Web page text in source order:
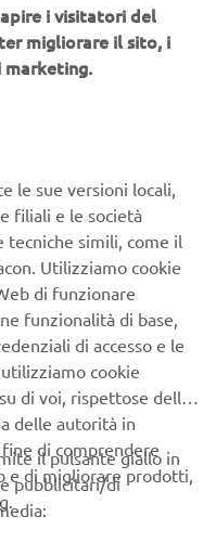
avrà una nuova
presa d'aria di tipo ed
distinguerà questa
frontale a forma di Y,
Hyper Naked.
EU5 offre una
scarico ancor più
i visitatori del
migliorare il sito, i
le sue versioni locali,
filiali e le società
simili, come il
Utilizziamo cookie
di funzionare
funzionalità di base,
di accesso e le
cookie
di voi, rispettose della
delle autorità in
di comprendere
e di migliorare prodotti,
il pulsante giallo in
pubblicitari/di